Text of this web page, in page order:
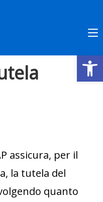
assicura, per il
la tutela del
quanto